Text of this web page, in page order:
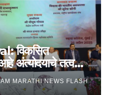
विकसित
अंत्योदयाचे तत्वज्ञान
MARATHI NEWS FLASH